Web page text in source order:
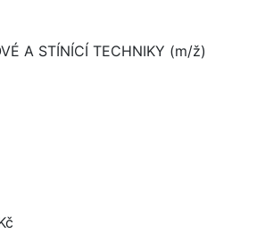
A STÍNÍCÍ TECHNIKY (m/ž)